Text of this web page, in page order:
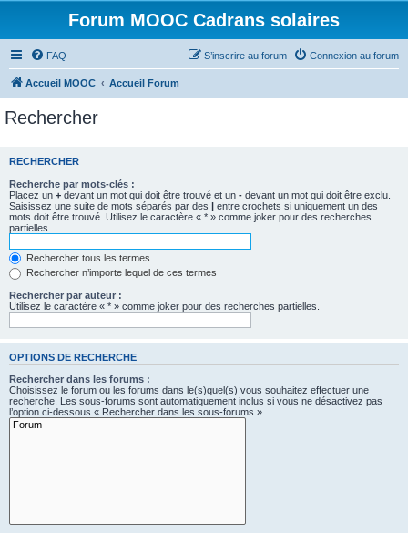
Forum MOOC Cadrans solaires
FAQ Connexion au forum
S’inscrire au forum
Accueil MOOC Accueil Forum
Rechercher
RECHERCHER
Recherche par mots-clés :
Placez un + devant un mot qui doit être trouvé et un - devant un mot qui doit être exclu.
Saisissez une suite de mots séparés par des | entre crochets si uniquement un des
mots doit être trouvé. Utilisez le caractère « * » comme joker pour des recherches
partielles.
Rechercher tous les termes
Rechercher n’importe lequel de ces termes
Rechercher par auteur :
Utilisez le caractère « * » comme joker pour des recherches partielles.
OPTIONS DE RECHERCHE
Rechercher dans les forums :
Choisissez le forum ou les forums dans le(s)quel(s) vous souhaitez effectuer une
recherche. Les sous-forums sont automatiquement inclus si vous ne désactivez pas
l’option ci-dessous « Rechercher dans les sous-forums ».